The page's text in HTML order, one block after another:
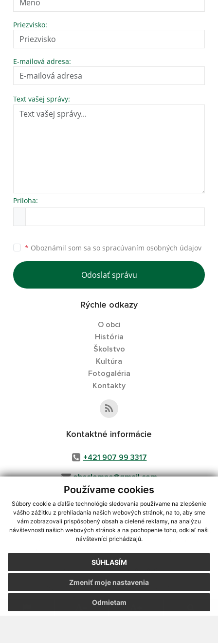
Používame cookies
Súbory cookie a ďalšie technológie sledovania používame na zlepšenie
vášho zážitku z prehliadania našich webových stránok, na to, aby sme
vám zobrazovali prispôsobený obsah a cielené reklamy, na analýzu
návštevnosti našich webových stránok a na pochopenie toho, odkiaľ naši
návštevníci prichádzajú.
SÚHLASÍM
Odmietam
Zmeniť moje nastavenia
Priezvisko:
E-mailová adresa:
Text vašej správy:
Príloha:
* Oboznámil som sa so spracúvaním osobných údajov
Odoslať správu
Rýchle odkazy
O obci
História
Školstvo
Kultúra
Fotogaléria
Kontakty
Kontaktné informácie
+421 907 99 3317
obeclomne@gmail.com
využite možnosť získavania aktuálnych informácií s využitím RSS
CMS systém (redakčný) systém ECHELON 2,Mapa stránok,web portál
webex.digital, s.r.o.,domény,registrácia domény
Posledná aktualizácia:09.08.2026
Vytlačiť stránku|Vyhlásenie o prístupnosti